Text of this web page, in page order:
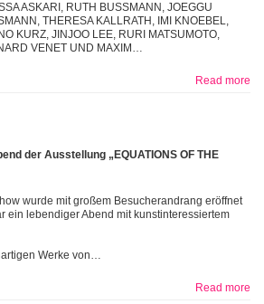
ASKARI, RUTH BUSSMANN, JOEGGU
THERESA KALLRATH, IMI KNOEBEL,
KURZ, JINJOO LEE, RURI MATSUMOTO,
VENET UND MAXIM…
Read more
der Ausstellung „EQUATIONS OF THE
wurde mit großem Besucherandrang eröffnet
ein lebendiger Abend mit kunstinteressiertem
Werke von…
Read more